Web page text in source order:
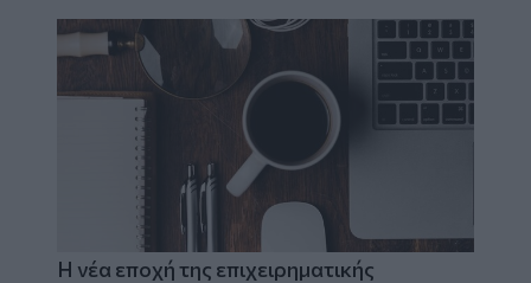
Η νέα εποχή της επιχειρηματικής